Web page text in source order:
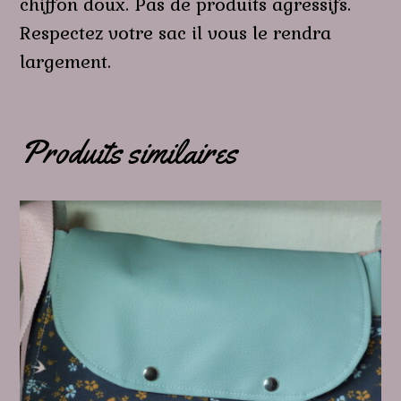
Respectez votre sac il vous le rendra
largement.
Produits similaires
Ce
produit
a
plusieurs
variations.
Les
options